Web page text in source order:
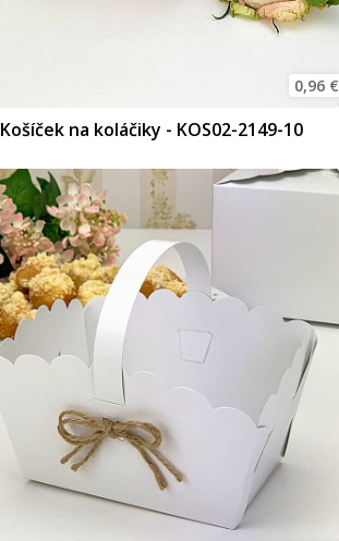
0,96 €
Košíček na koláčiky - KOS02-2149-10